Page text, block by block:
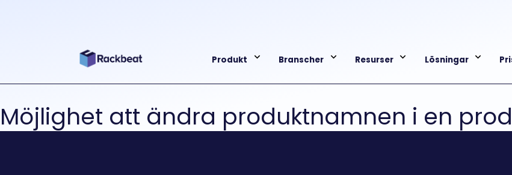
Produkt Branscher Resurser Lösningar
Möjlighet att ändra produktnamnen i en